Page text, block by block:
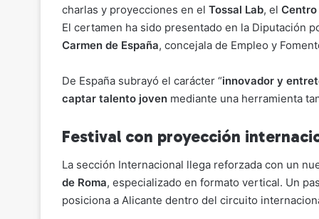
charlas y proyecciones en el Tossal Lab, el Centro
El certamen ha sido presentado en la Diputación
Carmen de España, concejala de Empleo y
De España subrayó el carácter “innovador y
captar talento joven mediante una herramienta
Festival con proyección
La sección Internacional llega reforzada con un
de Roma, especializado en formato vertical. Un
posiciona a Alicante dentro del circuito